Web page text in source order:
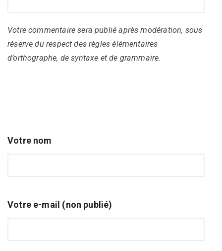
Votre commentaire sera publié après modération, sous
réserve du respect des règles élémentaires
d’orthographe, de syntaxe et de grammaire.
Votre nom
Votre e-mail (non publié)